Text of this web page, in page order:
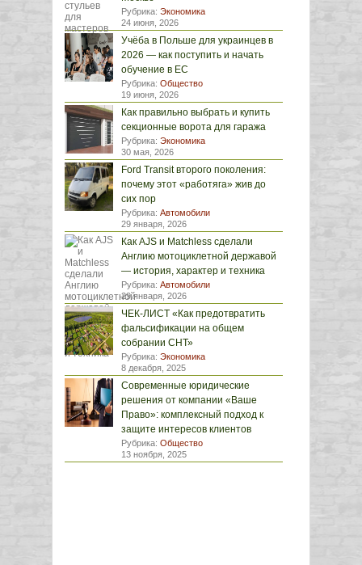
Рубрика: Экономика
24 июня, 2026
Учёба в Польше для украинцев в
2026 — как поступить и начать
обучение в ЕС
Рубрика: Общество
19 июня, 2026
Как правильно выбрать и купить
секционные ворота для гаража
Рубрика: Экономика
30 мая, 2026
Ford Transit второго поколения:
почему этот «работяга» жив до
сих пор
Рубрика: Автомобили
29 января, 2026
Как AJS и Matchless сделали
Англию мотоциклетной державой
— история, характер и техника
Рубрика: Автомобили
29 января, 2026
ЧЕК-ЛИСТ «Как предотвратить
фальсификации на общем
собрании СНТ»
Рубрика: Экономика
8 декабря, 2025
Современные юридические
решения от компании «Ваше
Право»: комплексный подход к
защите интересов клиентов
Рубрика: Общество
13 ноября, 2025